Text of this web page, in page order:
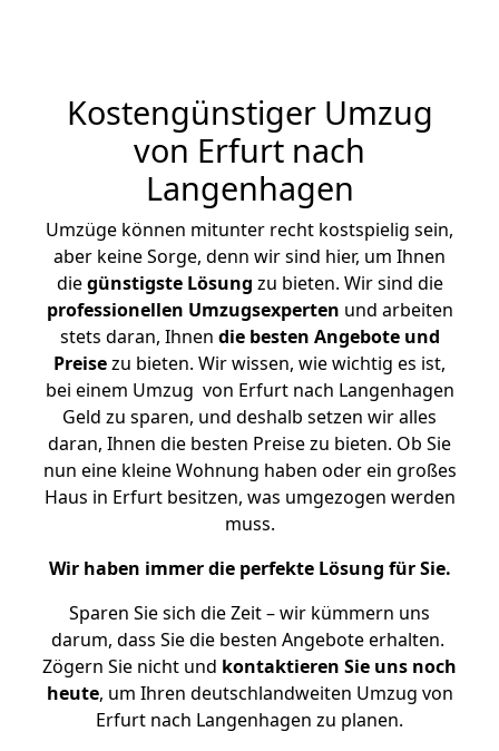
Kostengünstiger Umzug
von Erfurt nach
Langenhagen
Umzüge können mitunter recht kostspielig sein,
aber keine Sorge, denn wir sind hier, um Ihnen
diegünstigste Lösung zu bieten. Wir sind die
professionellen Umzugsexperten und arbeiten
stets daran, Ihnen die besten Angebote und
Preisezu bieten. Wir wissen, wie wichtig es ist,
bei einem Umzug von Erfurt nach Langenhagen
Geld zu sparen, und deshalb setzen wir alles
daran, Ihnen die besten Preise zu bieten. Ob Sie
nun eine kleine Wohnung haben oder ein großes
Haus in Erfurt besitzen, was umgezogen werden
muss.
Wir haben immer die perfekte Lösung für Sie.
Sparen Sie sich die Zeit – wir kümmern uns
darum, dass Sie die besten Angebote erhalten.
Zögern Sie nicht und kontaktieren Sie uns noch
heute, um Ihren deutschlandweiten Umzug von
Erfurt nach Langenhagen zu planen.